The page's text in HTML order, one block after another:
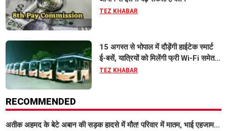
TEZ KHABAR
15 अगस्त से भोपाल में दौड़ेंगी हाईटेक स्मार्ट
ई-बसें, यात्रियों को मिलेंगी फ्री Wi-Fi समेत
आधुनिक सुविधा
TEZ KHABAR
RECOMMENDED
अतीक अहमद के बेटे अबान की सड़क हादसे में मौत! परिवार में मातम, भाई एहजाम ने